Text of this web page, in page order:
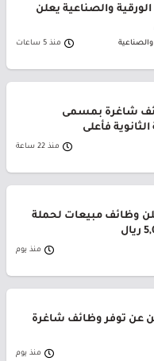
والصناعية يعلن
والصناعية منذ 5 ساعات
شاغرة بمسمى
فأعلى
منذ 22 ساعة
وظائف مبيعات لحملة
منذ يوم
عن توفر وظائف شاغرة
منذ يوم